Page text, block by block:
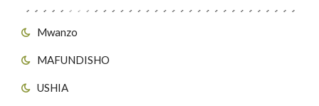
Mwanzo
MAFUNDISHO
USHIA